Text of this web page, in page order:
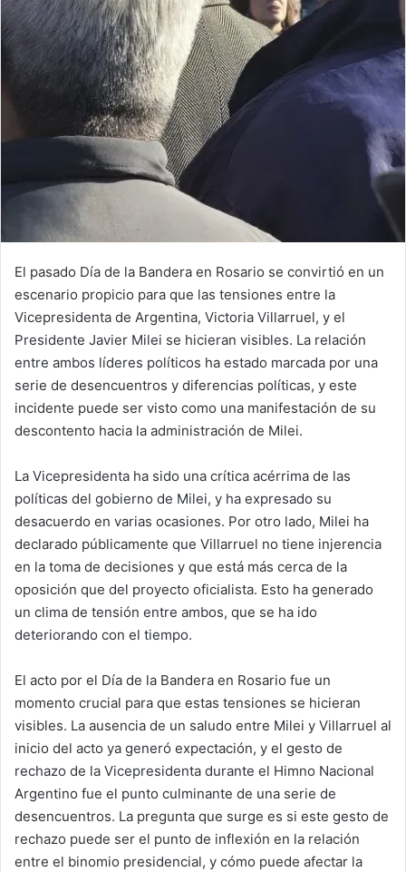
El pasado Día de la Bandera en Rosario se convirtió en un
escenario propicio para que las tensiones entre la
Vicepresidenta de Argentina, Victoria Villarruel, y el
Presidente Javier Milei se hicieran visibles. La relación
entre ambos líderes políticos ha estado marcada por una
serie de desencuentros y diferencias políticas, y este
incidente puede ser visto como una manifestación de su
descontento hacia la administración de Milei.
La Vicepresidenta ha sido una crítica acérrima de las
políticas del gobierno de Milei, y ha expresado su
desacuerdo en varias ocasiones. Por otro lado, Milei ha
declarado públicamente que Villarruel no tiene injerencia
en la toma de decisiones y que está más cerca de la
oposición que del proyecto oficialista. Esto ha generado
un clima de tensión entre ambos, que se ha ido
deteriorando con el tiempo.
El acto por el Día de la Bandera en Rosario fue un
momento crucial para que estas tensiones se hicieran
visibles. La ausencia de un saludo entre Milei y Villarruel al
inicio del acto ya generó expectación, y el gesto de
rechazo de la Vicepresidenta durante el Himno Nacional
Argentino fue el punto culminante de una serie de
desencuentros. La pregunta que surge es si este gesto de
rechazo puede ser el punto de inflexión en la relación
entre el binomio presidencial, y cómo puede afectar la